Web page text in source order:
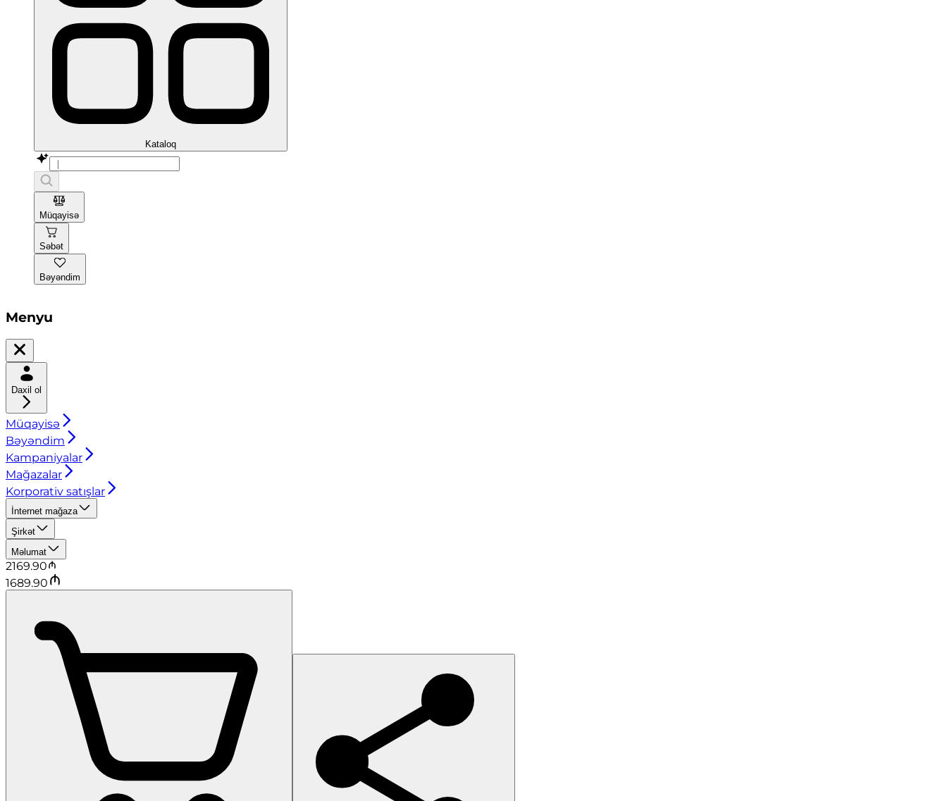
Kataloq
Müqayisə
Səbət
Bəyəndim
Menyu
Daxil ol
Müqayisə
Bəyəndim
Kampaniyalar
Mağazalar
Korporativ satışlar
İnternet mağaza
Şirkət
Məlumat
2169.90
1689.90